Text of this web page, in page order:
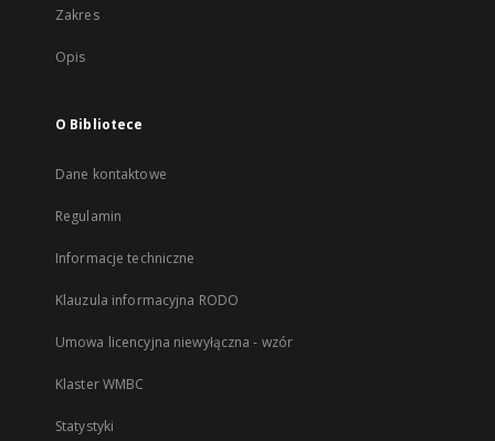
Zakres
Opis
O Bibliotece
Dane kontaktowe
Regulamin
Informacje techniczne
Klauzula informacyjna RODO
Umowa licencyjna niewyłączna - wzór
Klaster WMBC
Statystyki